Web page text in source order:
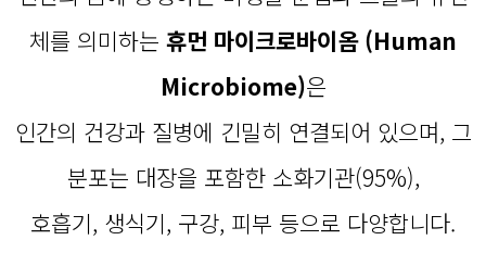
체를 의미하는 휴먼 마이크로바이옴 (Human
Microbiome)은
인간의 건강과 질병에 긴밀히 연결되어 있으며, 그
분포는 대장을 포함한 소화기관(95%),
호흡기, 생식기, 구강, 피부 등으로 다양합니다.